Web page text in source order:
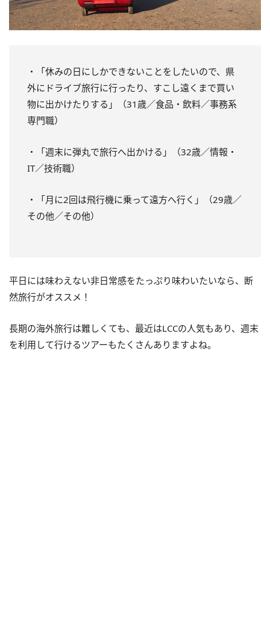
・「休みの日にしかできないことをしたいので、県
外にドライブ旅行に行ったり、すこし遠くまで買い
物に出かけたりする」（31歳／食品・飲料／事務系
専門職）
・「週末に弾丸で旅行へ出かける」（32歳／情報・
IT／技術職）
・「月に2回は飛行機に乗って遠方へ行く」（29歳／
その他／その他）
平日には味わえない非日常感をたっぷり味わいたいなら、断
然旅行がオススメ！
長期の海外旅行は難しくても、最近はLCCの人気もあり、週末
を利用して行けるツアーもたくさんありますよね。